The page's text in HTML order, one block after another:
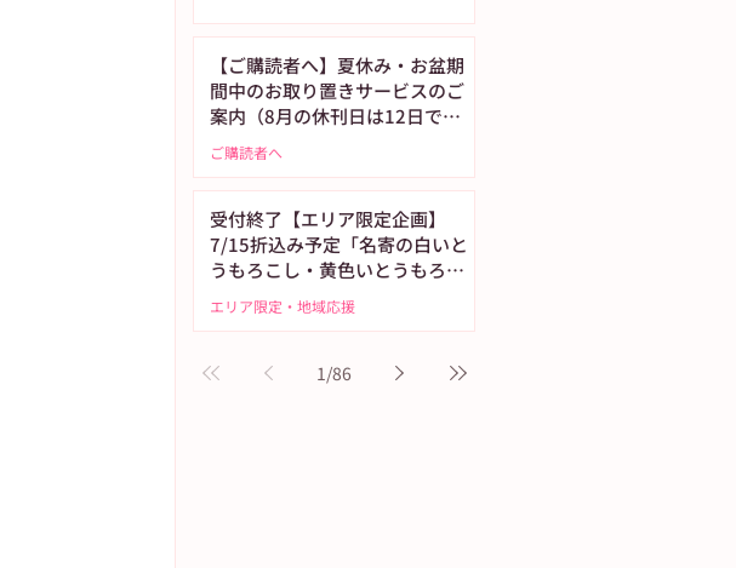
【ご購読者へ】夏休み・お盆期
間中のお取り置きサービスのご
案内（8月の休刊日は12日で
す）
ご購読者へ
受付終了【エリア限定企画】
7/15折込み予定「名寄の白いと
うもろこし・黄色いとうもろこ
し恵味（めぐみ）」
エリア限定・地域応援
1/86